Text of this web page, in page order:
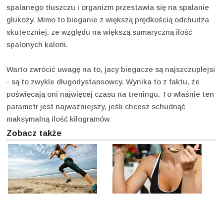
spalanego tłuszczu i organizm przestawia się na spalanie
glukozy. Mimo to bieganie z większą prędkością odchudza
skuteczniej, ze względu na większą sumaryczną ilość
spalonych kalorii.
Warto zwrócić uwagę na to, jacy biegacze są najszczuplejsi
- są to zwykle długodystansowcy. Wynika to z faktu, że
poświęcają oni najwięcej czasu na treningu. To właśnie ten
parametr jest najważniejszy, jeśli chcesz schudnąć
maksymalną ilość kilogramów.
Zobacz także